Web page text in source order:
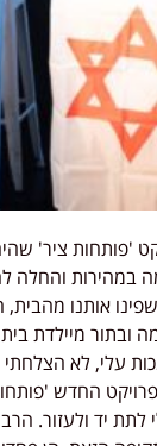
ציר' שהיה
והחלה
אותנו
ובתור מיילדת
עלי, לא
החדש
לתת יד ולעזור.